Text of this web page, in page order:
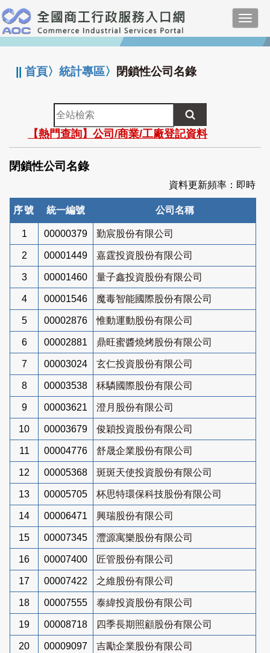
跳
到
主
要
:::
||首頁〉統計專區〉 閉鎖性公司名錄
全
站
檢
索
【熱門查詢】公司/商業/工廠登記資料
閉鎖性公司名錄
資料更新頻率：即時
序號 統一編號 公司名稱
1 00000379 勤宸股份有限公司
2 00001449 嘉霆投資股份有限公司
3 00001460 量子鑫投資股份有限公司
4 00001546 魔毒智能國際股份有限公司
5 00002876 惟動運動股份有限公司
6 00002881 鼎旺蜜醬燒烤股份有限公司
7 00003024 玄仁投資股份有限公司
8 00003538 秝驎國際股份有限公司
9 00003621 澄月股份有限公司
10 00003679 俊穎投資股份有限公司
11 00004776 舒晟企業股份有限公司
12 00005368 斑斑天使投資股份有限公司
13 00005705 杯思特環保科技股份有限公司
14 00006471 興瑞股份有限公司
15 00007345 灃源寓樂股份有限公司
16 00007400 匠管股份有限公司
17 00007422 之維股份有限公司
18 00007555 泰緯投資股份有限公司
19 00008718 四季長期照顧股份有限公司
20 00009097 吉勵企業股份有限公司